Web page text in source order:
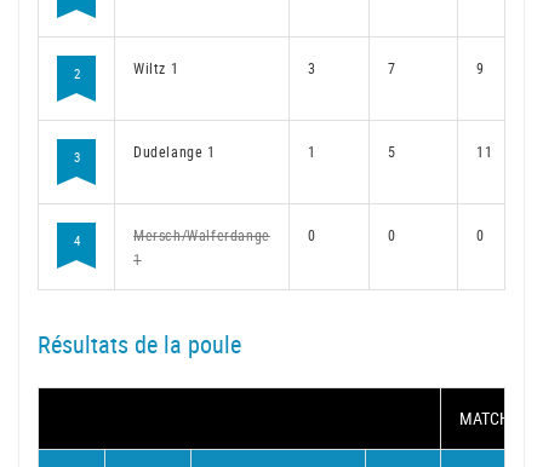
2 Wiltz 1 3 7 9
3 Dudelange 1 1 5 11
4
Mersch/Walferdange
1
0 0 0
Résultats de la poule
MATCH